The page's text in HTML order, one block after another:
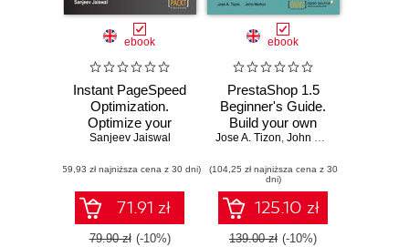
ebook
Instant PageSpeed
Optimization.
Optimize your
website to make it
enhancing its
speed, traffic, and
bandwidth using
practical and
hands-on recipes
Sanjeev Jaiswal
(59,93 zł najniższa cena z 30 dni)
71.91 zł
79.90 zł (-10%)
ebook
PrestaShop 1.5
Beginner's Guide.
Build your own
attractive online
and flexible e-
commerce solution
- Second Edition
Jose A. Tizon, John Horton
(104,25 zł najniższa cena z 30
dni)
125.10 zł
139.00 zł (-10%)